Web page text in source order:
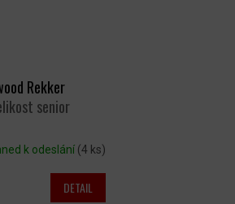
Rekker
senior
k odeslání (4 ks)
DETAIL